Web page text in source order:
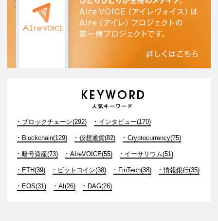
ブロックチェーン(292) インタビュー(170)
Blockchain(129) 仮想通貨(82) Cryptocurrency(75)
暗号資産(73) AIreVOICE(55) イーサリウム(51)
ETH(39) ビットコイン(38) FinTech(38) 情報銀行(35)
EOS(31) AI(26) DAG(26)